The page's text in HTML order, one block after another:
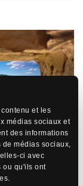
et les
médias sociaux et
des informations
médias sociaux,
ci avec
ou qu'ils ont